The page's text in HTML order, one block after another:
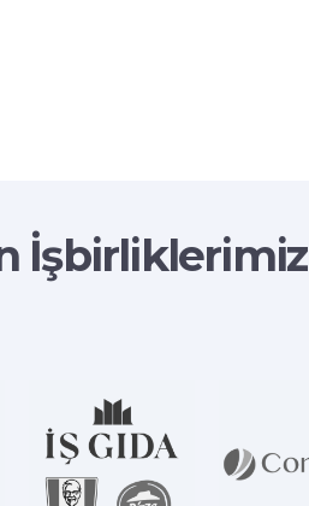
İşbirliklerimiz